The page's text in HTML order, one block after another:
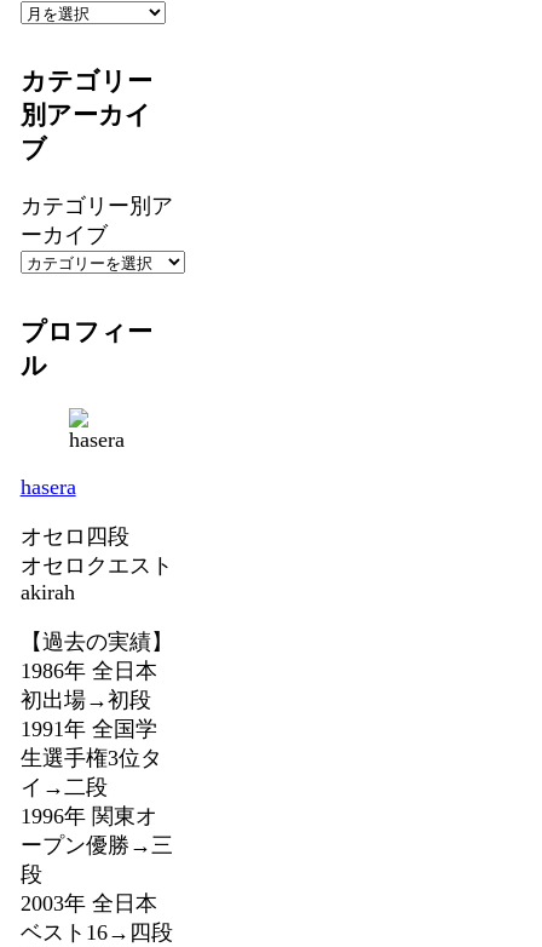
カテゴリー
別アーカイ
ブ
カテゴリー別ア
ーカイブ
プロフィー
ル
hasera
オセロ四段
オセロクエスト
akirah
【過去の実績】
1986年 全日本
初出場→初段
1991年 全国学
生選手権3位タ
イ→二段
1996年 関東オ
ープン優勝→三
段
2003年 全日本
ベスト16→四段